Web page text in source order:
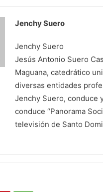
Jenchy Suero
Jenchy Suero
Jesús Antonio Suero
Maguana, catedrático
diversas entidades
Jenchy Suero, conduce
conduce “Panorama
televisión de Santo